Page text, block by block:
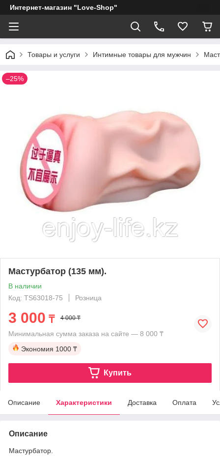
Интернет-магазин "Love-Shop"
Товары и услуги Интимные товары для мужчин
–25%
Мастурбатор (135 мм).
В наличии
Код: TS63018-75
Розница
3 000 ₸ 4 000 ₸
Минимальная сумма заказа на сайте — 8 000 ₸
Экономия 1000 ₸
Купить
Описание Характеристики Доставка Оплата
Описание
Мастурбатор.